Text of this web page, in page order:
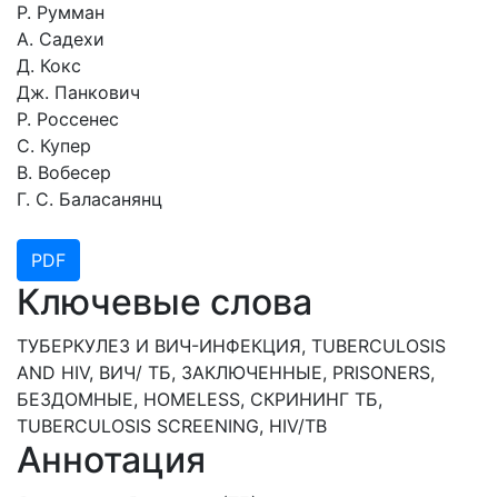
Р. Румман
А. Садехи
Д. Кокс
Дж. Панкович
Р. Россенес
С. Купер
В. Вобесер
Г. С. Баласанянц
PDF
Ключевые слова
ТУБЕРКУЛЕЗ И ВИЧ-ИНФЕКЦИЯ, TUBERCULOSIS
AND HIV, ВИЧ/ ТБ, ЗАКЛЮЧЕННЫЕ, PRISONERS,
БЕЗДОМНЫЕ, HOMELESS, СКРИНИНГ ТБ,
TUBERCULOSIS SCREENING, HIV/TB
Аннотация